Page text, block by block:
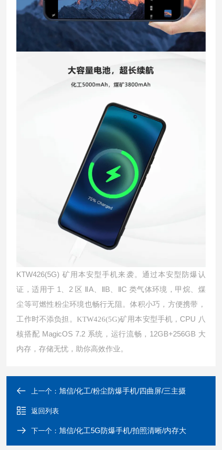
KTW426(5G) 矿用本安型手机来袭。通过本安型防爆认
证，适用于 1 2 区 A、 B C 类气体环境，甲烷、煤
尘等可燃性粉尘环境也畅行无阻。体积小巧，方便携带，
工作时不添负担。KTW426(5G)矿用本安型手机， CPU 八
核搭配 MagicOS 7.2 系统，运行流畅， 12GB+256GB 大
内存，存储无忧，助你高效作业。
上一个： 旭信/化工/粉尘防爆手机/四曲屏/三主摄
返回列表
下一个： 旭信/化工5G防爆手机/拍照清晰/内存大